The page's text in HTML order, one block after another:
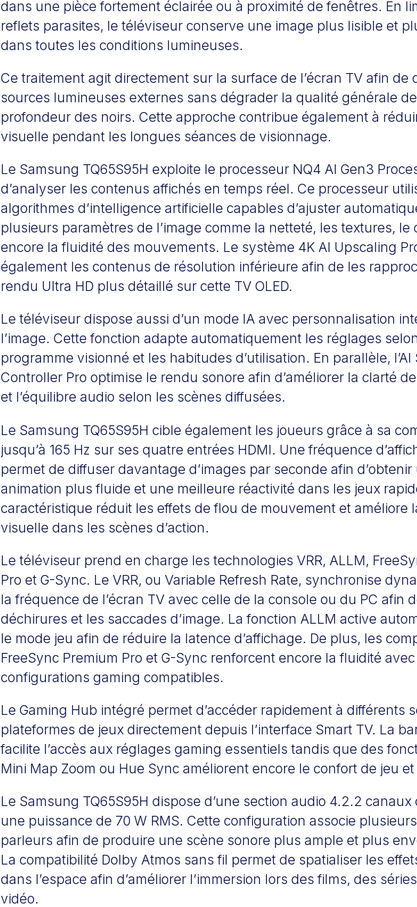
dans une pièce fortement éclairée ou à proximité de fenêtres. En
reflets parasites, le téléviseur conserve une image plus lisible et
dans toutes les conditions lumineuses.
Ce traitement agit directement sur la surface de l’écran TV afin de
sources lumineuses externes sans dégrader la qualité générale de
profondeur des noirs. Cette approche contribue également à
visuelle pendant les longues séances de visionnage.
Le Samsung TQ65S95H exploite le processeur NQ4 AI Gen3
d’analyser les contenus affichés en temps réel. Ce processeur
algorithmes d’intelligence artificielle capables d’ajuster
plusieurs paramètres de l’image comme la netteté, les textures, le
encore la fluidité des mouvements. Le système 4K AI Upscaling
également les contenus de résolution inférieure afin de les
rendu Ultra HD plus détaillé sur cette TV OLED.
Le téléviseur dispose aussi d’un mode IA avec personnalisation
l’image. Cette fonction adapte automatiquement les réglages
programme visionné et les habitudes d’utilisation. En parallèle, l’AI
Controller Pro optimise le rendu sonore afin d’améliorer la clarté
et l’équilibre audio selon les scènes diffusées.
Le Samsung TQ65S95H cible également les joueurs grâce à sa
jusqu’à 165 Hz sur ses quatre entrées HDMI. Une fréquence
permet de diffuser davantage d’images par seconde afin d’obtenir
animation plus fluide et une meilleure réactivité dans les jeux
caractéristique réduit les effets de flou de mouvement et améliore
visuelle dans les scènes d’action.
Le téléviseur prend en charge les technologies VRR, ALLM,
Pro et G-Sync. Le VRR, ou Variable Refresh Rate, synchronise
la fréquence de l’écran TV avec celle de la console ou du PC afin
déchirures et les saccades d’image. La fonction ALLM active
le mode jeu afin de réduire la latence d’affichage. De plus, les
FreeSync Premium Pro et G-Sync renforcent encore la fluidité
configurations gaming compatibles.
Le Gaming Hub intégré permet d’accéder rapidement à différents
plateformes de jeux directement depuis l’interface Smart TV. La
facilite l’accès aux réglages gaming essentiels tandis que des
Mini Map Zoom ou Hue Sync améliorent encore le confort de jeu et
Le Samsung TQ65S95H dispose d’une section audio 4.2.2
une puissance de 70 W RMS. Cette configuration associe
parleurs afin de produire une scène sonore plus ample et plus
La compatibilité Dolby Atmos sans fil permet de spatialiser les
dans l’espace afin d’améliorer l’immersion lors des films, des
vidéo.